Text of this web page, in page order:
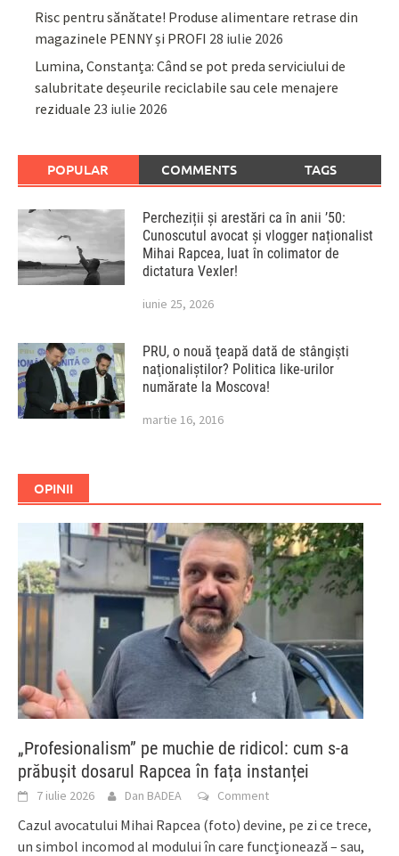
Risc pentru sănătate! Produse alimentare retrase din
magazinele PENNY și PROFI 28 iulie 2026
Lumina, Constanța: Când se pot preda serviciului de
salubritate deșeurile reciclabile sau cele menajere
reziduale 23 iulie 2026
POPULAR COMMENTS TAGS
Percheziții și arestări ca în anii ’50:
Cunoscutul avocat și vlogger naționalist
Mihai Rapcea, luat în colimator de
dictatura Vexler!
iunie 25, 2026
PRU, o nouă ţeapă dată de stângişti
naţionaliştilor? Politica like-urilor
numărate la Moscova!
martie 16, 2016
OPINII
„Profesionalism” pe muchie de ridicol: cum s-a
prăbușit dosarul Rapcea în fața instanței
7 iulie 2026 Dan BADEA Comment
Cazul avocatului Mihai Rapcea (foto) devine, pe zi ce trece,
un simbol incomod al modului în care funcționează – sau,